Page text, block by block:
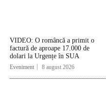
VIDEO: O româncă a primit o
factură de aproape 17.000 de
dolari la Urgențe în SUA
Eveniment 8 august 2026